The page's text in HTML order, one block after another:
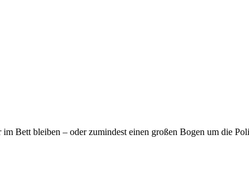
im Bett bleiben – oder zumindest einen großen Bogen um die